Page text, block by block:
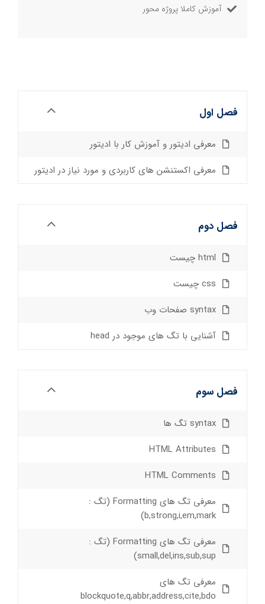
آموزش کاملا پروژه محور
فصل اول
معرفی ادیتور و آموزش کار با ادیتور
معرفی اکستنشن های کاربردی و مورد نیاز در ادیتور
فصل دوم
html چیست
css چیست
syntax صفحات وب
آشنایی با تگ های موجود در head
فصل سوم
syntax تگ ها
HTML Attributes
HTML Comments
معرفی تگ های Formatting (تگ :
b,strong,i,em,mark)
معرفی تگ های Formatting (تگ :
small,del,ins,sub,sup)
معرفی تگ های
blockquote,q,abbr,address,cite,bdo